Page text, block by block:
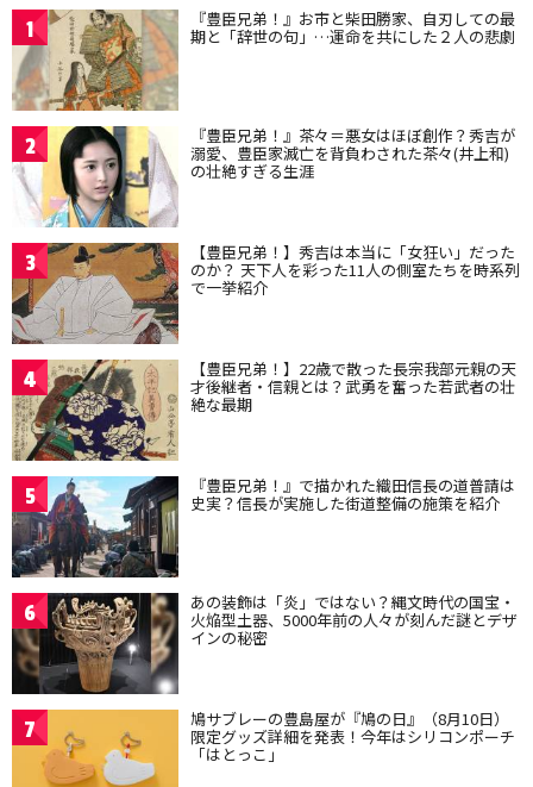
1 『豊臣兄弟！』お市と柴田勝家、自刃しての最
期と「辞世の句」…運命を共にした２人の悲劇
2 『豊臣兄弟！』茶々＝悪女はほぼ創作？秀吉が
溺愛、豊臣家滅亡を背負わされた茶々(井上和)
の壮絶すぎる生涯
3 【豊臣兄弟！】秀吉は本当に「女狂い」だった
のか？ 天下人を彩った11人の側室たちを時系列
で一挙紹介
4 【豊臣兄弟！】22歳で散った長宗我部元親の天
才後継者・信親とは？武勇を奮った若武者の壮
絶な最期
5 『豊臣兄弟！』で描かれた織田信長の道普請は
史実？信長が実施した街道整備の施策を紹介
6 あの装飾は「炎」ではない？縄文時代の国宝・
火焔型土器、5000年前の人々が刻んだ謎とデザ
インの秘密
7 鳩サブレーの豊島屋が『鳩の日』（8月10日）
限定グッズ詳細を発表！今年はシリコンポーチ
「はとっこ」